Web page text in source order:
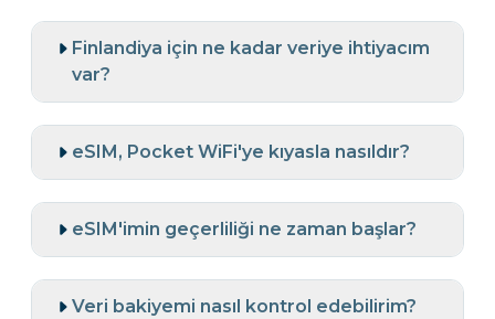
Finlandiya için ne kadar veriye ihtiyacım
var?
eSIM, Pocket WiFi'ye kıyasla nasıldır?
eSIM'imin geçerliliği ne zaman başlar?
Veri bakiyemi nasıl kontrol edebilirim?